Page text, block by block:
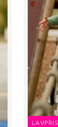
LAVPRIS